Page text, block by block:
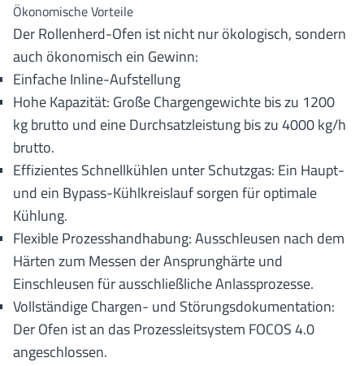
Ökonomische Vorteile
Der Rollenherd-Ofen ist nicht nur ökologisch, sondern
auch ökonomisch ein Gewinn:
Einfache Inline-Aufstellung
Hohe Kapazität: Große Chargengewichte bis zu 1200
kg brutto und eine Durchsatzleistung bis zu 4000 kg/h
brutto.
Effizientes Schnellkühlen unter Schutzgas: Ein Haupt-
und ein Bypass-Kühlkreislauf sorgen für optimale
Kühlung.
Flexible Prozesshandhabung: Ausschleusen nach dem
Härten zum Messen der Ansprunghärte und
Einschleusen für ausschließliche Anlassprozesse.
Vollständige Chargen- und Störungsdokumentation:
Der Ofen ist an das Prozessleitsystem FOCOS 4.0
angeschlossen.